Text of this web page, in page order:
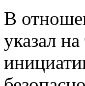
В
указал